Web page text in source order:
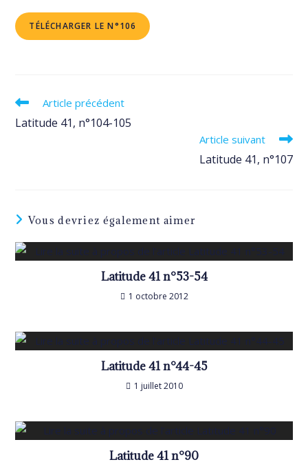
TÉLÉCHARGER LE N°106
Read
articles
Article précédent
Latitude 41, n°104-105
Article suivant
Latitude 41, n°107
Vous devriez également aimer
Latitude 41 n°53-54
1 octobre 2012
Latitude 41 n°44-45
1 juillet 2010
Latitude 41 n°90